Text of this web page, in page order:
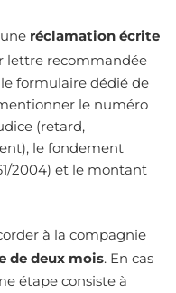
réclamation écrite
lettre recommandée
formulaire dédié de
le numéro
(retard,
le fondement
2004) et le montant
à la compagnie
de deux mois. En cas
étape consiste à